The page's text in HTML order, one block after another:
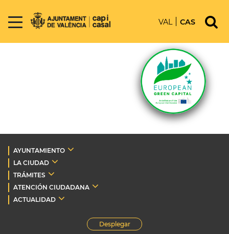
VAL CAS
AYUNTAMIENTO
LA CIUDAD
TRÁMITES
ATENCIÓN CIUDADANA
ACTUALIDAD
Desplegar